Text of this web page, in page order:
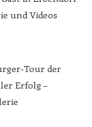
und Videos
Tour der
Erfolg –